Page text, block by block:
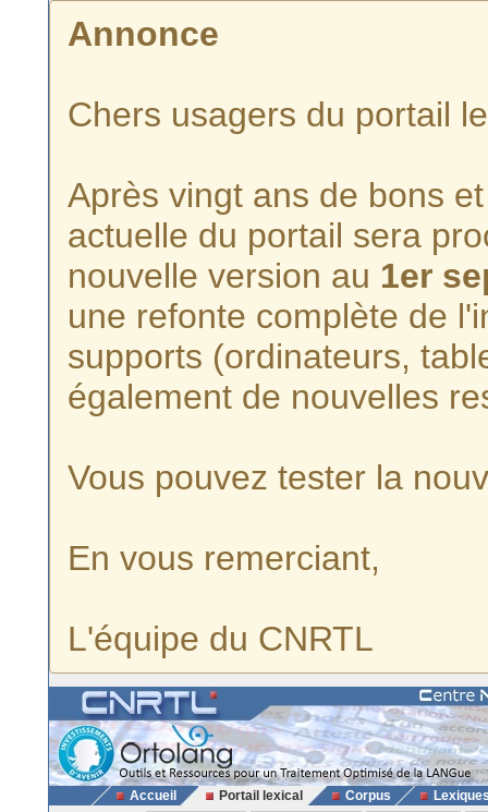
Annonce
Chers usagers du portail
Après vingt ans de bons
actuelle du portail sera
nouvelle version au 1er
une refonte complète de
supports (ordinateurs,
également de nouvelles
Vous pouvez tester la
En vous remerciant,
L'équipe du CNRTL
Accueil Portail lexical Corpus